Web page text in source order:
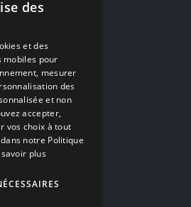
4
en cash
ENGLISH
des
et des
pour
mesurer
des
et non
accepter,
vos choix à tout
notre Politique
savoir plus